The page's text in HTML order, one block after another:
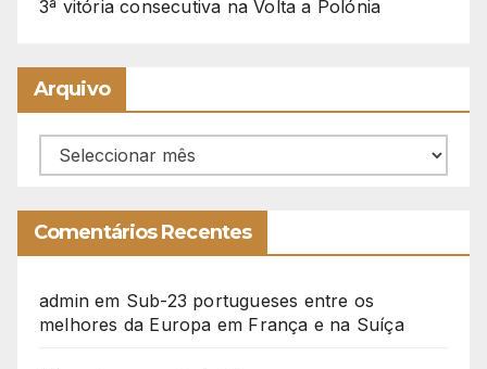
3ª vitória consecutiva na Volta a Polónia
Arquivo
Arquivo
Comentários Recentes
admin em Sub-23 portugueses entre os
melhores da Europa em França e na Suíça